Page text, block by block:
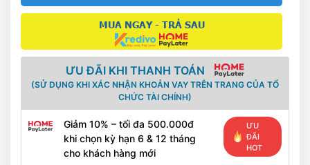
MUA NGAY - TRẢ SAU
ƯU ĐÃI KHI THANH TOÁN
(SỬ DỤNG KHI XÁC NHẬN KHOẢN VAY TRÊN TRANG CỦA TỔ
CHỨC TÀI CHÍNH)
Giảm 10% – tối đa 500.000đ
khi chọn kỳ hạn 6 & 12 tháng
cho khách hàng mới
ƯU
ĐÃI
HOT